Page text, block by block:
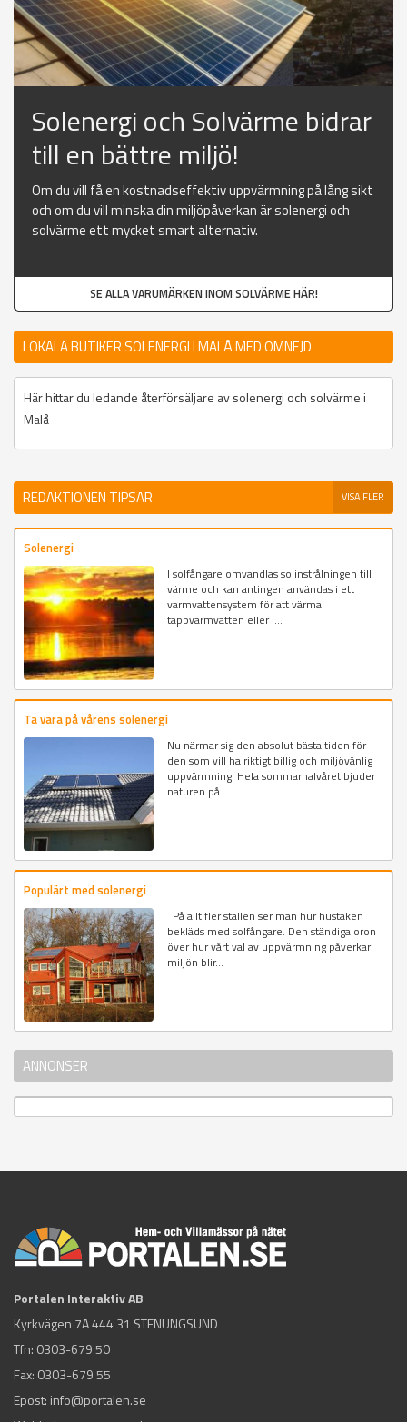
Solenergi och Solvärme bidrar
till en bättre miljö!
Om du vill få en kostnadseffektiv uppvärmning på lång sikt
och om du vill minska din miljöpåverkan är solenergi och
solvärme ett mycket smart alternativ.
SE ALLA VARUMÄRKEN INOM SOLVÄRME HÄR!
LOKALA BUTIKER SOLENERGI I MALÅ MED OMNEJD
Här hittar du ledande återförsäljare av solenergi och solvärme i
Malå
REDAKTIONEN TIPSAR VISA FLER
Solenergi
I solfångare omvandlas solinstrålningen till
värme och kan antingen användas i ett
varmvattensystem för att värma
tappvarmvatten eller i...
Ta vara på vårens solenergi
Nu närmar sig den absolut bästa tiden för
den som vill ha riktigt billig och miljövänlig
uppvärmning. Hela sommarhalvåret bjuder
naturen på...
Populärt med solenergi
På allt fler ställen ser man hur hustaken
bekläds med solfångare. Den ständiga oron
över hur vårt val av uppvärmning påverkar
miljön blir...
ANNONSER
Portalen Interaktiv AB
Kyrkvägen 7A 444 31 STENUNGSUND
Tfn: 0303-679 50
Fax: 0303-679 55
Epost: info@portalen.se